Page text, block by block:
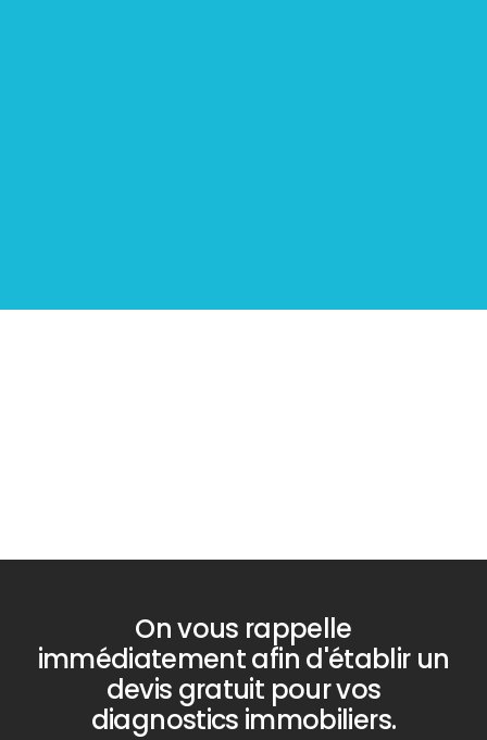
On vous rappelle
immédiatement afin d'établir un
devis gratuit pour vos
diagnostics immobiliers.